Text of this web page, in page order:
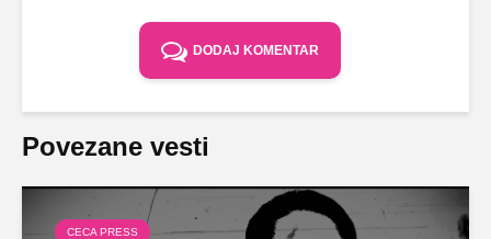
DODAJ KOMENTAR
Povezane vesti
CECA PRESS